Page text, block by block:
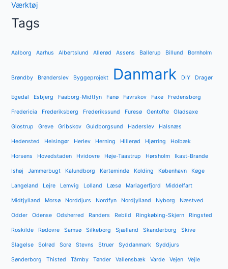
Værktøj
Tags
Aalborg Aarhus Albertslund Allerød Assens Ballerup Billund Bornholm
Brøndby Brønderslev Byggeprojekt Danmark DIY Dragør
Egedal Esbjerg Faaborg-Midtfyn Fanø Favrskov Faxe Fredensborg
Fredericia Frederiksberg Frederikssund Furesø Gentofte Gladsaxe
Glostrup Greve Gribskov Guldborgsund Haderslev Halsnæs
Hedensted Helsingør Herlev Herning Hillerød Hjørring Holbæk
Horsens Hovedstaden Hvidovre Høje-Taastrup Hørsholm Ikast-Brande
Ishøj Jammerbugt Kalundborg Kerteminde Kolding København Køge
Langeland Lejre Lemvig Lolland Læsø Mariagerfjord Middelfart
Midtjylland Morsø Norddjurs Nordfyn Nordjylland Nyborg Næstved
Odder Odense Odsherred Randers Rebild Ringkøbing-Skjern Ringsted
Roskilde Rødovre Samsø Silkeborg Sjælland Skanderborg Skive
Slagelse Solrød Sorø Stevns Struer Syddanmark Syddjurs
Sønderborg Thisted Tårnby Tønder Vallensbæk Varde Vejen Vejle